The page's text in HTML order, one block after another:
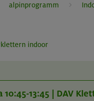
alpinprogramm
indoor
10:45-13:45 | DAV